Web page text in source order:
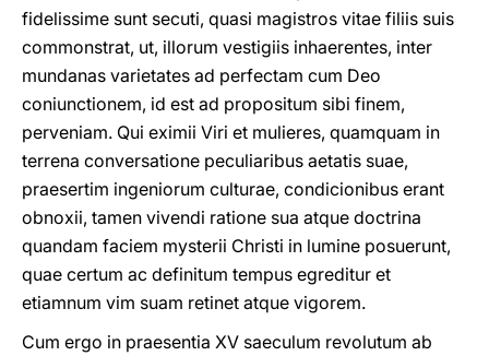
fidelissime sunt secuti, quasi magistros vitae filiis suis
commonstrat, ut, illorum vestigiis inhaerentes, inter
mundanas varietates ad perfectam cum Deo
coniunctionem, id est ad propositum sibi finem,
perveniam. Qui eximii Viri et mulieres, quamquam in
terrena conversatione peculiaribus aetatis suae,
praesertim ingeniorum culturae, condicionibus erant
obnoxii, tamen vivendi ratione sua atque doctrina
quandam faciem mysterii Christi in lumine posuerunt,
quae certum ac definitum tempus egreditur et
etiamnum vim suam retinet atque vigorem.
Cum ergo in praesentia XV saeculum revolutum ab